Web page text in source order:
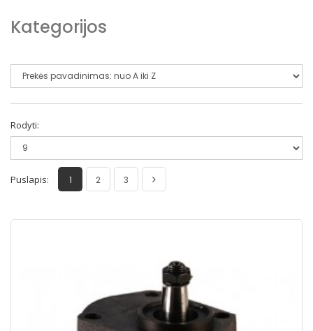
Kategorijos
Rodyti:
Puslapis: 1 2 3